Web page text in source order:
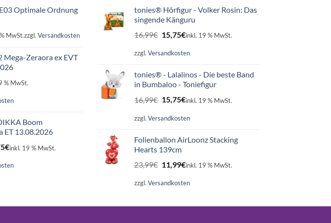
Optimale Ordnung
MwSt.zzgl. Versandkosten
Mega-Zeraora ex EVT
% MwSt.
Boom
ET 13.08.2026
€Aktueller
ist:
inkl. 19 % MwSt.
tonies® Hörfigur - Volker Rosin: Das
singende Känguru
16,99€ Ursprünglicher
Preis
war:
15,75€Aktueller
ist:
inkl. 19 % MwSt.
zzgl. Versandkosten
tonies® - Lalalinos - Die beste Band
in Bumbaloo - Toniefigur
16,99€ Ursprünglicher
war:
15,75€Aktueller
ist:
inkl. 19 % MwSt.
zzgl. Versandkosten
Folienballon AirLoonz Stacking
Hearts 139cm
23,99€ Ursprünglicher
Preis
war:
11,99€Aktueller
ist:
inkl. 19 % MwSt.
zzgl. Versandkosten